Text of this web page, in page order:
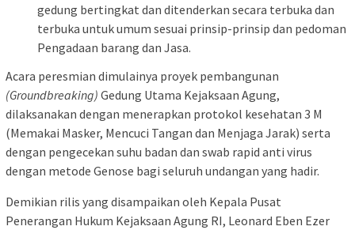
gedung bertingkat dan ditenderkan secara terbuka dan
terbuka untuk umum sesuai prinsip-prinsip dan pedoman
Pengadaan barang dan Jasa.
Acara peresmian dimulainya proyek pembangunan
(Groundbreaking) Gedung Utama Kejaksaan Agung,
dilaksanakan dengan menerapkan protokol kesehatan 3 M
(Memakai Masker, Mencuci Tangan dan Menjaga Jarak) serta
dengan pengecekan suhu badan dan swab rapid anti virus
dengan metode Genose bagi seluruh undangan yang hadir.
Demikian rilis yang disampaikan oleh Kepala Pusat
Penerangan Hukum Kejaksaan Agung RI, Leonard Eben Ezer